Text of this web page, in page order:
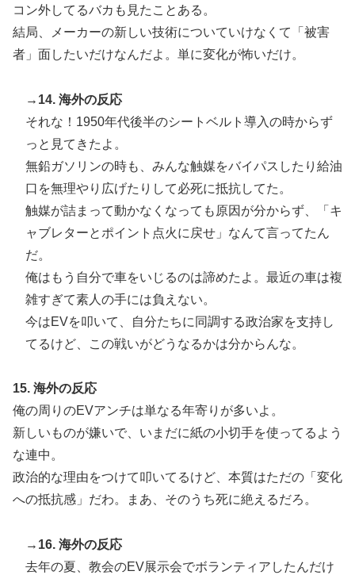
コン外してるバカも見たことある。
結局、メーカーの新しい技術についていけなくて「被害
者」面したいだけなんだよ。単に変化が怖いだけ。
→14. 海外の反応
それな！1950年代後半のシートベルト導入の時からず
っと見てきたよ。
無鉛ガソリンの時も、みんな触媒をバイパスしたり給油
口を無理やり広げたりして必死に抵抗してた。
触媒が詰まって動かなくなっても原因が分からず、「キ
ャブレターとポイント点火に戻せ」なんて言ってたん
だ。
俺はもう自分で車をいじるのは諦めたよ。最近の車は複
雑すぎて素人の手には負えない。
今はEVを叩いて、自分たちに同調する政治家を支持し
てるけど、この戦いがどうなるかは分からんな。
15. 海外の反応
俺の周りのEVアンチは単なる年寄りが多いよ。
新しいものが嫌いで、いまだに紙の小切手を使ってるよう
な連中。
政治的な理由をつけて叩いてるけど、本質はただの「変化
への抵抗感」だわ。まあ、そのうち死に絶えるだろ。
→16. 海外の反応
去年の夏、教会のEV展示会でボランティアしたんだけ